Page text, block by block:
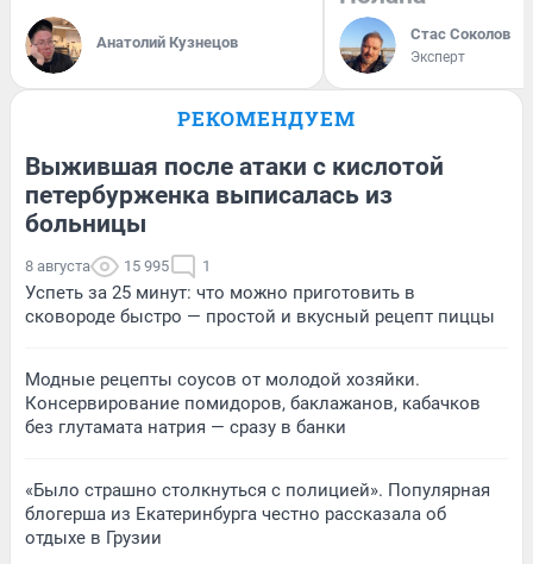
Анатолий Кузнецов Стас Соколов
Эксперт
РЕКОМЕНДУЕМ
Выжившая после атаки с кислотой
петербурженка выписалась из
больницы
8 августа 15 995 1
Успеть за 25 минут: что можно приготовить в
сковороде быстро — простой и вкусный рецепт пиццы
Модные рецепты соусов от молодой хозяйки.
Консервирование помидоров, баклажанов, кабачков
без глутамата натрия — сразу в банки
«Было страшно столкнуться с полицией». Популярная
блогерша из Екатеринбурга честно рассказала об
отдыхе в Грузии